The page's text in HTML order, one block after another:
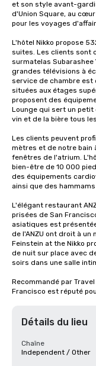
et son style avant-
d'Union Square, au
pour les voyages
L'hôtel Nikko propose
suites. Les clients sont
surmatelas
grandes télévisions à
service de chambre est
situées aux étages
proposent des
Lounge qui sert un petit
vin et de la bière tous
Les clients peuvent
mètres et de notre bain
fenêtres de l'atrium.
bien-être de 10 000
des équipements
ainsi que des
L'élégant restaurant
prisées de San
asiatiques est
de l'ANZU ont droit à un
Feinstein at the Nikko
de nuit sur place avec
soirs dans une salle
Recommandé par
Francisco est réputé
Détails du lieu
Chaîne
Independent / Other